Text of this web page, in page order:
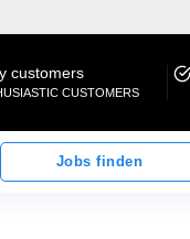
customers
CUSTOMERS
Jobs finden